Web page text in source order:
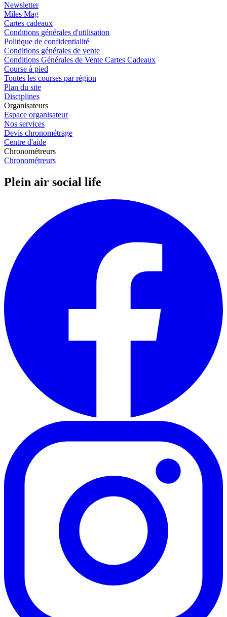
Newsletter
Miles Mag
Cartes cadeaux
Conditions générales d'utilisation
Politique de confidentialité
Conditions générales de vente
Conditions Générales de Vente Cartes Cadeaux
Course à pied
Toutes les courses par région
Plan du site
Disciplines
Organisateurs
Espace organisateur
Nos services
Devis chronométrage
Centre d'aide
Chronométreurs
Chronométreurs
Plein air social life